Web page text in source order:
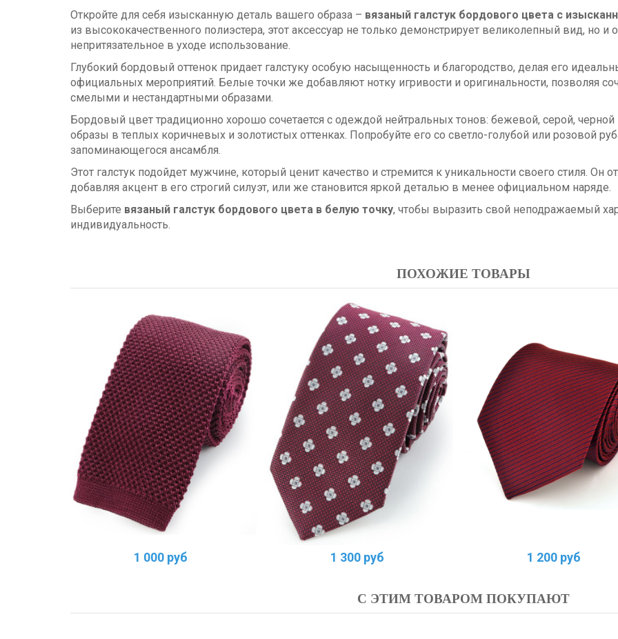
Откройте для себя изысканную деталь вашего образа – вязаный галстук бордового цвета с
из высококачественного полиэстера, этот аксессуар не только демонстрирует великолепный вид, но и
непритязательное в уходе использование.
Глубокий бордовый оттенок придает галстуку особую насыщенность и благородство, делая его
официальных мероприятий. Белые точки же добавляют нотку игривости и оригинальности, позволяя
смелыми и нестандартными образами.
Бордовый цвет традиционно хорошо сочетается с одеждой нейтральных тонов: бежевой, серой,
образы в теплых коричневых и золотистых оттенках. Попробуйте его со светло-голубой или розовой
запоминающегося ансамбля.
Этот галстук подойдет мужчине, который ценит качество и стремится к уникальности своего стиля.
добавляя акцент в его строгий силуэт, или же становится яркой деталью в менее официальном наряде.
Выберите вязаный галстук бордового цвета в белую точку, чтобы выразить свой неподражаемый
индивидуальность.
ПОХОЖИЕ ТОВАРЫ
1 000 руб 1 300 руб 1 200 руб
С ЭТИМ ТОВАРОМ ПОКУПАЮТ